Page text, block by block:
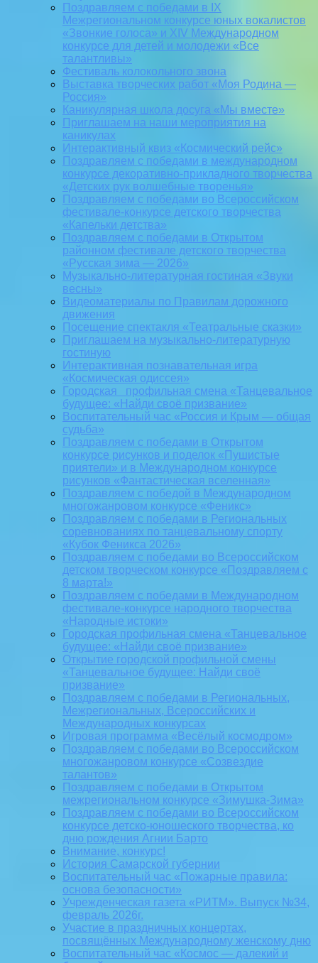
Поздравляем с победами в IX
Межрегиональном конкурсе юных вокалистов
«Звонкие голоса» и XIV Международном
конкурсе для детей и молодежи «Все
талантливы»
Фестиваль колокольного звона
Выставка творческих работ «Моя Родина —
Россия»
Каникулярная школа досуга «Мы вместе»
Приглашаем на наши мероприятия на
каникулах
Интерактивный квиз «Космический рейс»
Поздравляем с победами в международном
конкурсе декоративно-прикладного творчества
«Детских рук волшебные творенья»
Поздравляем с победами во Всероссийском
фестивале-конкурсе детского творчества
«Капельки детства»
Поздравляем с победами в Открытом
районном фестивале детского творчества
«Русская зима — 2026»
Музыкально-литературная гостиная «Звуки
весны»
Видеоматериалы по Правилам дорожного
движения
Посещение спектакля «Театральные сказки»
Приглашаем на музыкально-литературную
гостиную
Интерактивная познавательная игра
«Космическая одиссея»
Городская профильная смена «Танцевальное
будущее: «Найди своё призвание»
Воспитательный час «Россия и Крым — общая
судьба»
Поздравляем с победами в Открытом
конкурсе рисунков и поделок «Пушистые
приятели» и в Международном конкурсе
рисунков «Фантастическая вселенная»
Поздравляем с победой в Международном
многожанровом конкурсе «Феникс»
Поздравляем с победами в Региональных
соревнованиях по танцевальному спорту
«Кубок Феникса 2026»
Поздравляем с победами во Всероссийском
детском творческом конкурсе «Поздравляем с
8 марта!»
Поздравляем с победами в Международном
фестивале-конкурсе народного творчества
«Народные истоки»
Городская профильная смена «Танцевальное
будущее: «Найди своё призвание»
Открытие городской профильной смены
«Танцевальное будущее: Найди своё
призвание»
Поздравляем с победами в Региональных,
Межрегиональных, Всероссийских и
Международных конкурсах
Игровая программа «Весёлый космодром»
Поздравляем с победами во Всероссийском
многожанровом конкурсе «Созвездие
талантов»
Поздравляем с победами в Открытом
межрегиональном конкурсе «Зимушка-Зима»
Поздравляем с победами во Всероссийском
конкурсе детско-юношеского творчества, ко
дню рождения Агнии Барто
Внимание, конкурс!
История Самарской губернии
Воспитательный час «Пожарные правила:
основа безопасности»
Учрежденческая газета «РИТМ». Выпуск №34,
февраль 2026г.
Участие в праздничных концертах,
посвящённых Международному женскому дню
Воспитательный час «Космос — далекий и